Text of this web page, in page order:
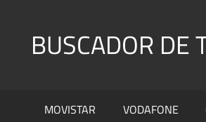
contenidoBUSCADOR DE
FijosMOVISTAR VODAFONE